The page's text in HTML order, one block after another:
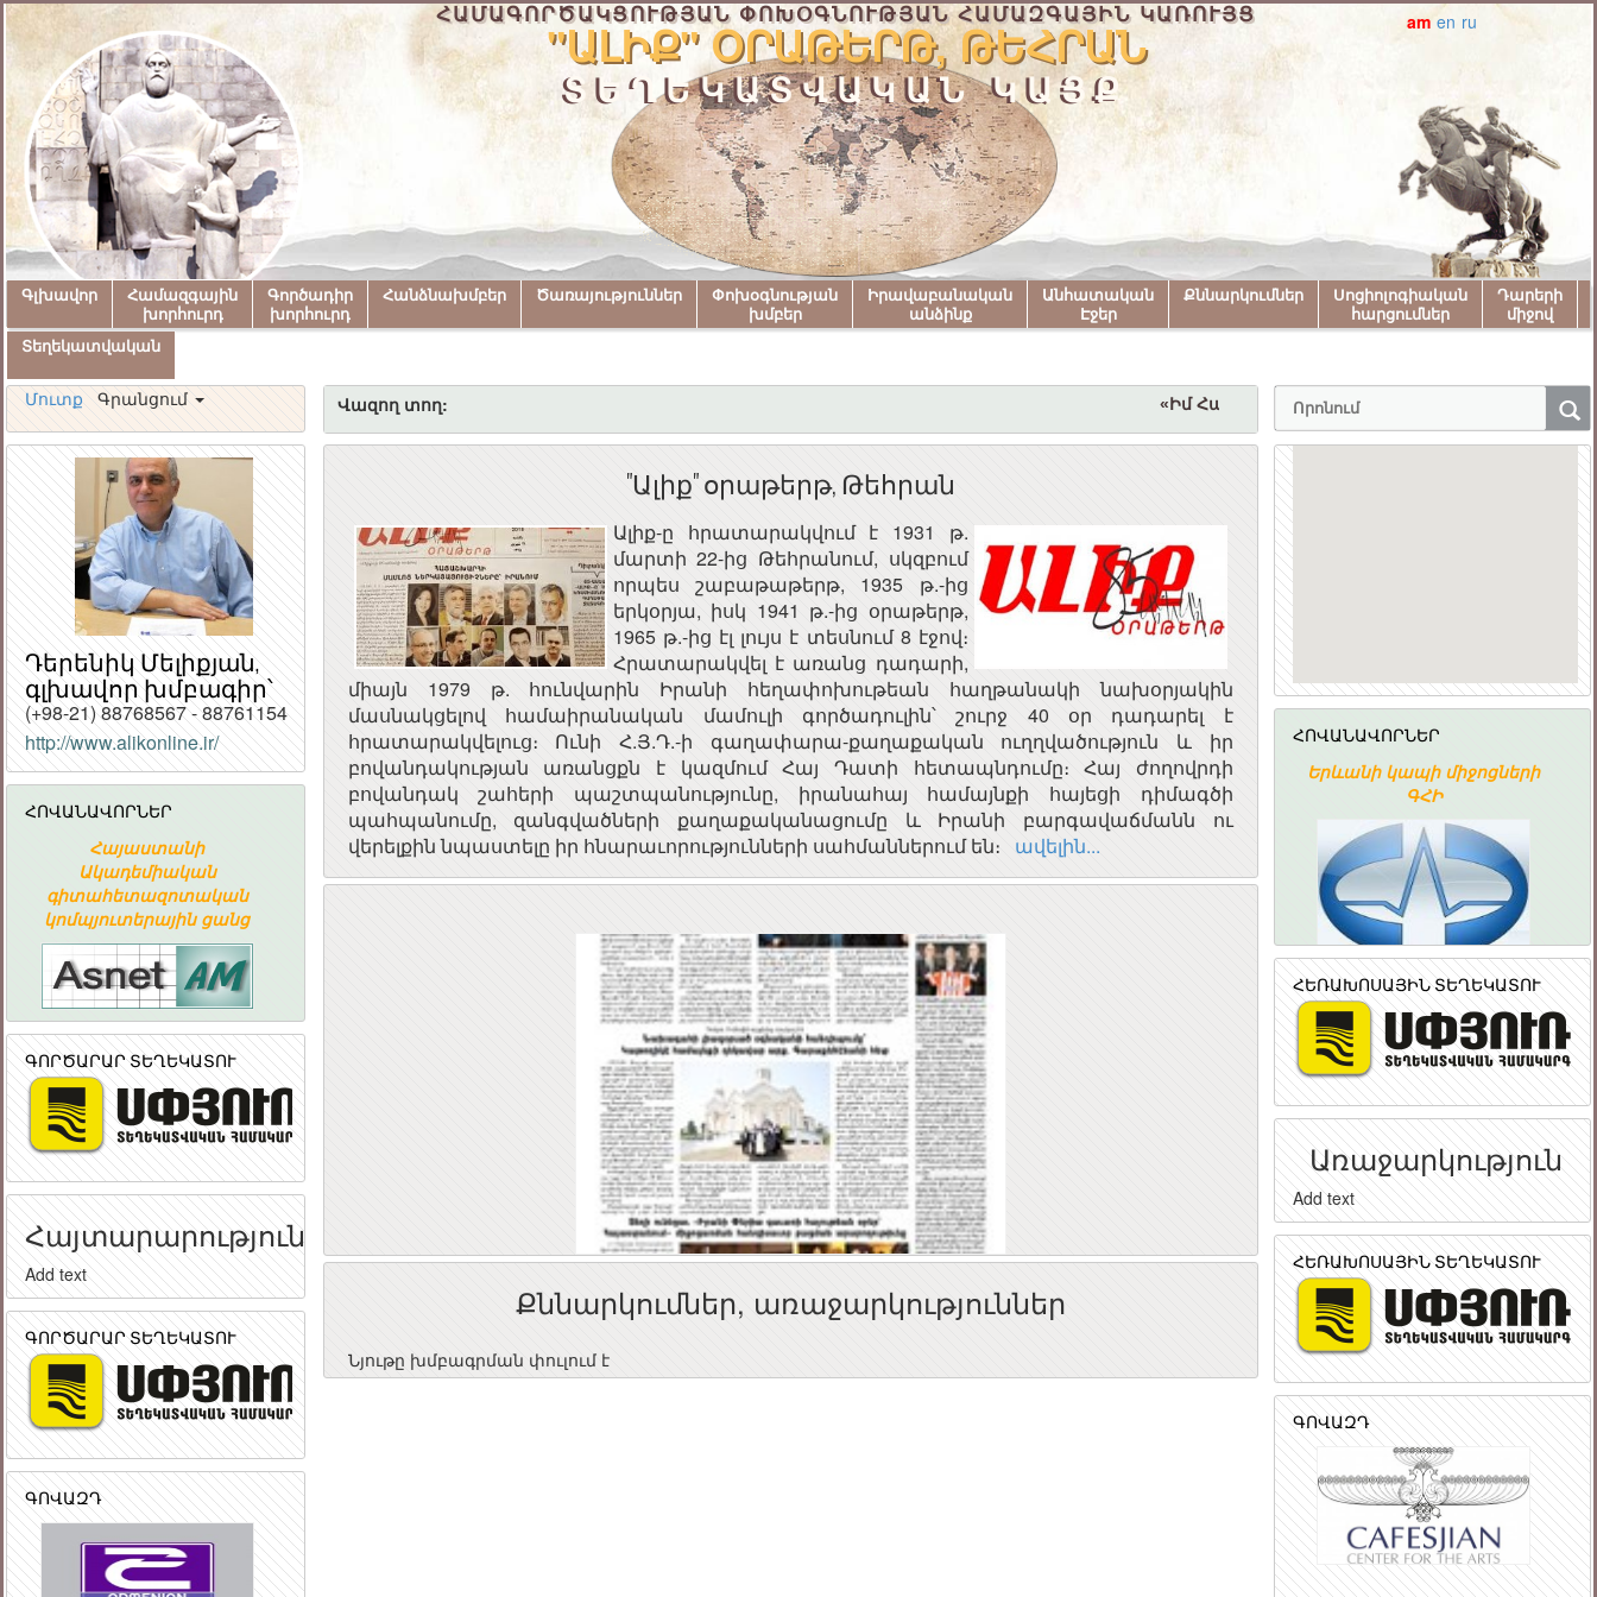
ՀԱՄԱԳՈՐԾԱԿՑՈՒԹՅԱՆ ՓՈԽՕԳՆՈՒԹՅԱՆ ՀԱՄԱԶԳԱՅԻՆ ԿԱՌՈՒՅՑ
"ԱԼԻՔ" ՕՐԱԹԵՐԹ, ԹԵՀՐԱՆ
ՏԵՂԵԿԱՏՎԱԿԱՆ ԿԱՅՔ
am en ru
Գլխավոր
Համազգային
խորհուրդ
Գործադիր
խորհուրդ
Հանձնախմբեր Ծառայություններ
Փոխօգնության
խմբեր
Իրավաբանական
անձինք
Անհատական
Էջեր
Քննարկումներ
Սոցիոլոգիական
հարցումներ
Դարերի
միջով
Տեղեկատվական
Մուտք Գրանցում Վազող տող: «Իմ Հայաստան» համահայկական փառատոնին
Դերենիկ Մելիքյան,
գլխավոր խմբագիր՝
(+98-21) 88768567 - 88761154
http://www.alikonline.ir/
ՀՈՎԱՆԱՎՈՐՆԵՐ
Հայաստանի
Ակադեմիական
գիտահետազոտական
կոմպյուտերային ցանց
«ԱՐՄԻՆԿՈ» ՀԱՅԿԱԿԱՆ
ՏԵՂԵԿԱՏՎԱԿԱՆ
ՀԱՅԱՍՏԱՆԻ
ՀԱՆՐԱՊԵՏՈՒԹՅԱՆ
Հայաստանի
Ակադեմիական
ԳՈՐԾԱՐԱՐ ՏԵՂԵԿԱՏՈՒ
Հայտարարություն
Add text
ԳՈՐԾԱՐԱՐ ՏԵՂԵԿԱՏՈՒ
ԳՈՎԱԶԴ
"Ալիք" օրաթերթ, Թեհրան
Ալիք-ը հրատարակվում է 1931 թ.
մարտի 22-ից Թեհրանում, սկզբում
որպես շաբաթաթերթ, 1935 թ.-ից
երկօրյա, իսկ 1941 թ.-ից օրաթերթ,
1965 թ.-ից էլ լույս է տեսնում 8 էջով։
Հրատարակվել է առանց դադարի,
միայն 1979 թ. հունվարին Իրանի հեղափոխութեան հաղթանակի նախօրյակին
մասնակցելով համաիրանական մամուլի գործադուլին՝ շուրջ 40 օր դադարել է
հրատարակվելուց։ Ունի Հ.Յ.Դ.-ի գաղափարա-քաղաքական ուղղվածություն և իր
բովանդակության առանցքն է կազմում Հայ Դատի հետապնդումը։ Հայ ժողովրդի
բովանդակ շահերի պաշտպանությունը, իրանահայ համայնքի հայեցի դիմագծի
պահպանումը, զանգվածների քաղաքականացումը և Իրանի բարգավաճմանն ու
վերելքին նպաստելը իր հնարաւորությունների սահմաններում են։ ավելին...
Քննարկումներ, առաջարկություններ
Նյութը խմբագրման փուլում է
ՀՈՎԱՆԱՎՈՐՆԵՐ
ՀԱՅԱՍՏԱՆԻ
ՀԱՆՐԱՊԵՏՈՒԹՅԱՆ
ՀԱՆՐԱՅԻՆ ԽՈՐՀՈՒՐԴ
Երևանի կապի միջոցների
ԳՀԻ
ՀԱՅԱՍՏԱՆԻ
ՀԱՆՐԱՊԵՏՈՒԹՅԱՆ
ՀԱՆՐԱՅԻՆ ԽՈՐՀՈՒՐԴ
Երևանի կապի միջոցների
ԳՀԻ
ՀԵՌԱԽՈՍԱՅԻՆ ՏԵՂԵԿԱՏՈՒ
Առաջարկություն
Add text
ՀԵՌԱԽՈՍԱՅԻՆ ՏԵՂԵԿԱՏՈՒ
ԳՈՎԱԶԴ